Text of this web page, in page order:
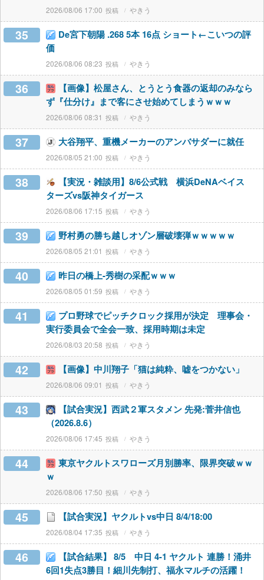
2026/08/06 17:00 やきう
35
De宮下朝陽 .268 5本 16点 ショート←こいつの評
価
2026/08/06 08:23 やきう
36
【画像】松屋さん、とうとう食器の返却のみなら
ず『仕分け』まで客にさせ始めてしまうｗｗｗ
2026/08/06 08:31 やきう
37 大谷翔平、重機メーカーのアンバサダーに就任
2026/08/05 21:00 やきう
38
【実況・雑談用】8/6公式戦 横浜DeNAベイス
ターズvs阪神タイガース
2026/08/06 17:15 やきう
39 野村勇の勝ち越しオゾン層破壊弾ｗｗｗｗｗ
2026/08/05 21:01 やきう
40 昨日の橋上-秀樹の采配ｗｗｗ
2026/08/05 01:59 やきう
41
プロ野球でピッチクロック採用が決定 理事会・
実行委員会で全会一致、採用時期は未定
2026/08/03 20:58 やきう
42 【画像】中川翔子「猫は純粋、嘘をつかない」
2026/08/06 09:01 やきう
43
【試合実況】西武２軍スタメン 先発:菅井信也
（2026.8.6）
2026/08/06 17:45 やきう
44
東京ヤクルトスワローズ月別勝率、限界突破ｗｗ
ｗ
2026/08/06 17:50 やきう
45 【試合実況】ヤクルトvs中日 8/4/18:00
2026/08/04 17:35 やきう
46
【試合結果】 8/5 中日 4-1 ヤクルト 連勝！涌井
6回1失点3勝目！細川先制打、福永マルチの活躍！